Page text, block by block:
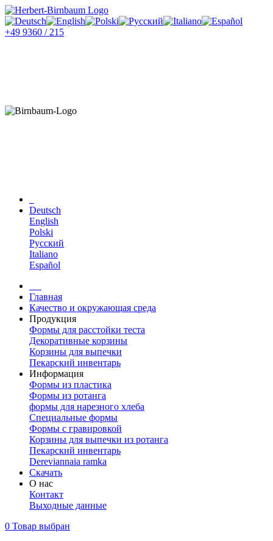
+49 9360 / 215
Deutsch
English
Polski
Русский
Italiano
Español
Главная
Качество и окружающая среда
Продукция
Формы для расстойки теста
Декоративные корзины
Корзины для выпечки
Пекарский инвентарь
Информация
Формы из пластика
Формы из ротанга
формы для нарезного хлеба
Специальные формы
Формы с гравировкой
Корзины для выпечки из ротанга
Пекарский инвентарь
Dereviannaia ramka
Скачать
О нас
Контакт
Выходные данные
0 Товар выбран